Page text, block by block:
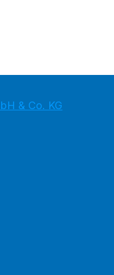
& Co. KG